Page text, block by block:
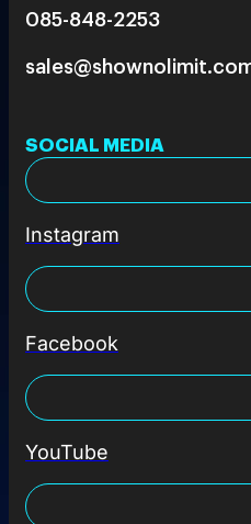
085-848-2253
SOCIAL MEDIA
Instagram
Facebook
YouTube